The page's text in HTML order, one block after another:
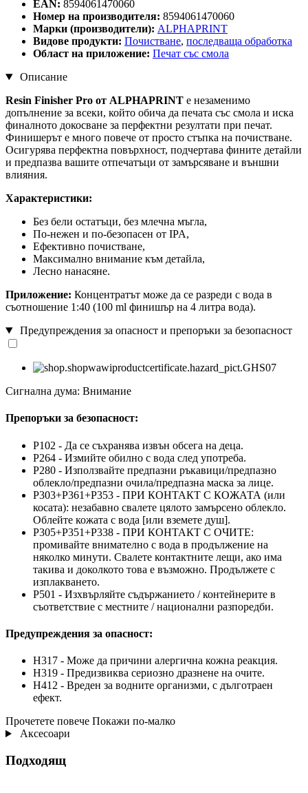
EAN: 8594061470060
Номер на производителя: 8594061470060
Марки (производители): ALPHAPRINT
Видове продукти: Почистване, последваща обработка
Област на приложение: Печат със смола
Описание
Resin Finisher Pro от ALPHAPRINT е незаменимо
допълнение за всеки, който обича да печата със смола и иска
финалното докосване за перфектни резултати при печат.
Финишерът е много повече от просто стъпка на почистване.
Осигурява перфектна повърхност, подчертава фините детайли
и предпазва вашите отпечатъци от замърсяване и външни
влияния.
Характеристики:
Без бели остатъци, без млечна мъгла,
По-нежен и по-безопасен от IPA,
Ефективно почистване,
Максимално внимание към детайла,
Лесно нанасяне.
Приложение: Концентратът може да се разреди с вода в
съотношение 1:40 (100 ml финишър на 4 литра вода).
Предупреждения за опасност и препоръки за безопасност
Сигнална дума: Внимание
Препоръки за безопасност:
P102 - Да се съхранява извън обсега на деца.
P264 - Измийте обилно с вода след употреба.
P280 - Използвайте предпазни ръкавици/предпазно
облекло/предпазни очила/предпазна маска за лице.
P303+P361+P353 - ПРИ КОНТАКТ С КОЖАТА (или
косата): незабавно свалете цялото замърсено облекло.
Облейте кожата с вода [или вземете душ].
P305+P351+P338 - ПРИ КОНТАКТ С ОЧИТЕ:
промивайте внимателно с вода в продължение на
няколко минути. Свалете контактните лещи, ако има
такива и доколкото това е възможно. Продължете с
изплакването.
P501 - Изхвърляйте съдържанието / контейнерите в
съответствие с местните / национални разпоредби.
Предупреждения за опасност:
H317 - Може да причини алергична кожна реакция.
H319 - Предизвиква сериозно дразнене на очите.
H412 - Вреден за водните организми, с дълготраен
ефект.
Прочетете повече Покажи по-малко
Аксесоари
Подходящ